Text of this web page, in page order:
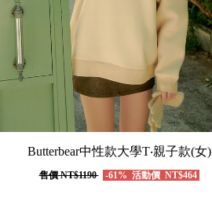
Butterbear中性款大學T‧親子款(女)
售價NT$1190 -61% 活動價NT$464